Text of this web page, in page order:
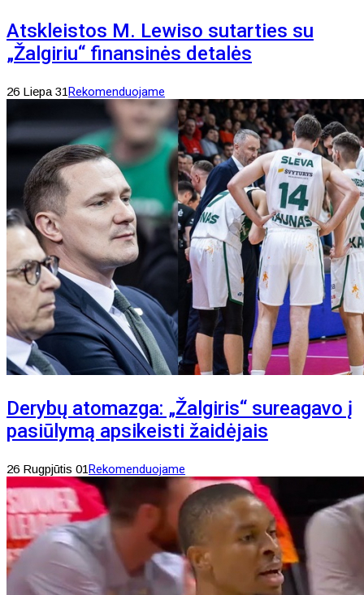
Atskleistos M. Lewiso sutarties su
„Žalgiriu“ finansinės detalės
26 Liepa 31Rekomenduojame
Derybų atomazga: „Žalgiris“ sureagavo į
pasiūlymą apsikeisti žaidėjais
26 Rugpjūtis 01Rekomenduojame